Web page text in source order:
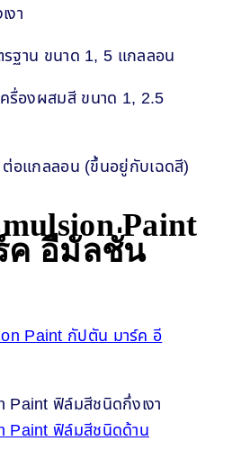
งา
รฐาน ขนาด 1, 5 แกลลอน
รื่องผสมสี ขนาด 1, 2.5
อแกลลอน (ขึ้นอยู่กับเฉดสี)
Paint
ค อีมัลชั่น
Paint ฟิล์มสีชนิดกึ่งเงา
Paint ฟิล์มสีชนิดด้าน